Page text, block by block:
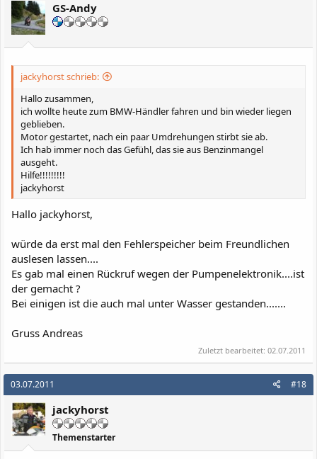
GS-Andy
jackyhorst schrieb:
Hallo zusammen,
ich wollte heute zum BMW-Händler fahren und bin wieder liegen
geblieben.
Motor gestartet, nach ein paar Umdrehungen stirbt sie ab.
Ich hab immer noch das Gefühl, das sie aus Benzinmangel
ausgeht.
Hilfe!!!!!!!!!
jackyhorst
Hallo jackyhorst,
würde da erst mal den Fehlerspeicher beim Freundlichen
auslesen lassen....
Es gab mal einen Rückruf wegen der Pumpenelektronik....ist
der gemacht ?
Bei einigen ist die auch mal unter Wasser gestanden.......
Gruss Andreas
Zuletzt bearbeitet: 02.07.2011
03.07.2011 #18
jackyhorst
Themenstarter